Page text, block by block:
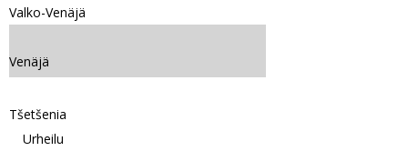
Valko-Venäjä
Venäjä
Tšetšenia
Urheilu